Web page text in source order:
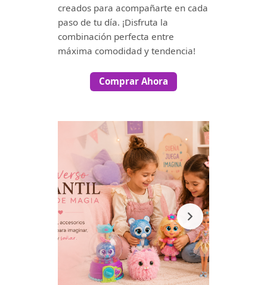
creados para acompañarte en cada
paso de tu día. ¡Disfruta la
combinación perfecta entre
máxima comodidad y tendencia!
Comprar Ahora